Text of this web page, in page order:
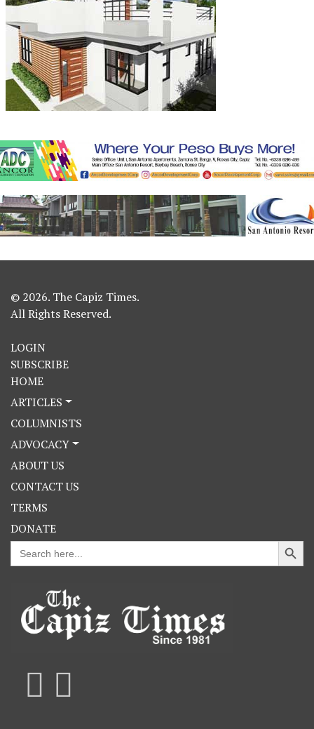
© 2026. The Capiz Times.
All Rights Reserved.
LOGIN
SUBSCRIBE
HOME
ARTICLES
COLUMNISTS
ADVOCACY
ABOUT US
CONTACT US
TERMS
DONATE
Search
for:
Search Button